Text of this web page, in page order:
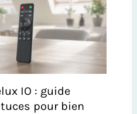
IO : guide
pour bien